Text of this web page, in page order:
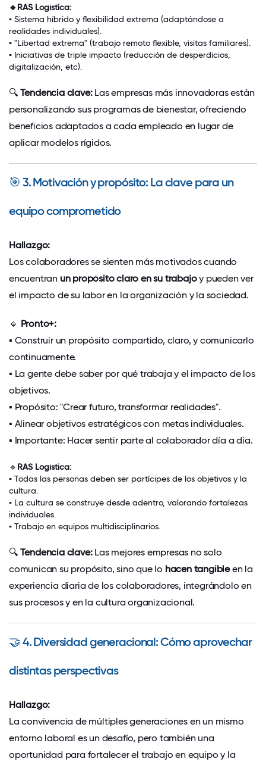
🔹RAS Logística:
▪ Sistema híbrido y flexibilidad extrema (adaptándose a
realidades individuales).
▪ "Libertad extrema" (trabajo remoto flexible, visitas familiares).
▪ Iniciativas de triple impacto (reducción de desperdicios,
digitalización, etc).
🔍 Tendencia clave:Las empresas más innovadoras están
personalizando sus programas de bienestar, ofreciendo
beneficios adaptados a cada empleado en lugar de
aplicar modelos rígidos.
🎯 3. Motivación y propósito: La clave para un
equipo comprometido
Hallazgo:
Los colaboradores se sienten más motivados cuando
encuentran un propósito claro en su trabajoy pueden ver
el impacto de su labor en la organización y la sociedad.
🔹 Pronto+:
▪ Construir un propósito compartido, claro, y comunicarlo
continuamente.
▪ La gente debe saber por qué trabaja y el impacto de los
objetivos.
▪ Propósito: "Crear futuro, transformar realidades".
▪ Alinear objetivos estratégicos con metas individuales.
▪ Importante: Hacer sentir parte al colaborador día a día.
🔹 RAS Logística:
▪ Todas las personas deben ser partícipes de los objetivos y la
cultura
▪ La cultura se construye desde adentro, valorando fortalezas
individuales.
▪ Trabajo en equipos multidisciplinarios.
🔍 Tendencia clave:Las mejores empresas no solo
comunican su propósito, sino que lo hacen tangibleen la
experiencia diaria de los colaboradores, integrándolo en
sus procesos y en la cultura organizacional.
🤝4. Diversidad generacional: Cómo aprovechar
distintas perspectivas
Hallazgo:
La convivencia de múltiples generaciones en un mismo
entorno laboral es un desafío, pero también una
oportunidad para fortalecer el trabajo en equipo y la